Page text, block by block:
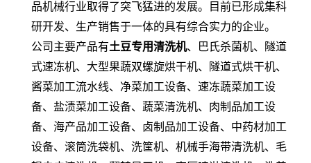
品机械行业取得了突飞猛进的发展。目前已形成集科
研开发、生产销售于一体的具有综合实力的企业。
公司主要产品有土豆专用清洗机、巴氏杀菌机、隧道
式速冻机、大型果蔬双螺旋烘干机、隧道式烘干机、
酱菜加工流水线、净菜加工设备、速冻蔬菜加工设
备、盐渍菜加工设备、蔬菜清洗机、肉制品加工设
备、海产品加工设备、卤制品加工设备、中药材加工
设备、滚筒洗袋机、洗筐机、机械手海带清洗机、毛